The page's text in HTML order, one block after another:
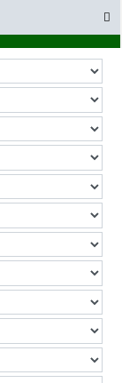
